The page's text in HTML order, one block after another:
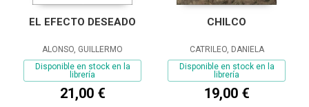
EL EFECTO DESEADO
ALONSO, GUILLERMO
Disponible en stock en la
librería
21,00 €
CHILCO
CATRILEO, DANIELA
Disponible en stock en la
librería
19,00 €